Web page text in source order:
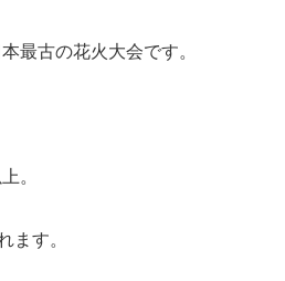
最古の花火大会です。
。
ます。